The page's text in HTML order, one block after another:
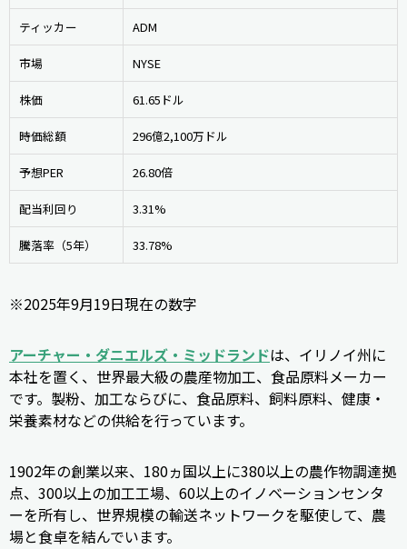
ティッカー ADM
市場 NYSE
株価 61.65ドル
時価総額 296億2,100万ドル
予想PER 26.80倍
配当利回り 3.31%
騰落率（5年） 33.78%
※2025年9月19日現在の数字
アーチャー・ダニエルズ・ミッドランドは、イリノイ州に
本社を置く、世界最大級の農産物加工、食品原料メーカー
です。製粉、加工ならびに、食品原料、飼料原料、健康・
栄養素材などの供給を行っています。
1902年の創業以来、180ヵ国以上に380以上の農作物調達拠
点、300以上の加工工場、60以上のイノベーションセンタ
ーを所有し、世界規模の輸送ネットワークを駆使して、農
場と食卓を結んでいます。